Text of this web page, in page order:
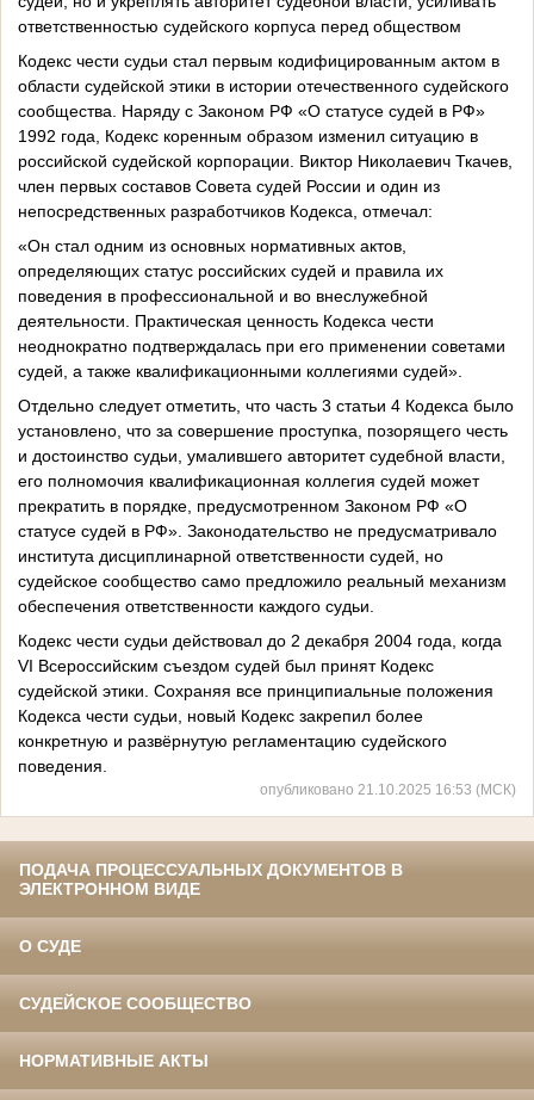
ответственностью судейского корпуса перед обществом
Кодекс чести судьи стал первым кодифицированным актом в
области судейской этики в истории отечественного судейского
сообщества. Наряду с Законом РФ «О статусе судей в РФ»
1992 года, Кодекс коренным образом изменил ситуацию в
российской судейской корпорации. Виктор Николаевич Ткачев,
член первых составов Совета судей России и один из
непосредственных разработчиков Кодекса, отмечал:
«Он стал одним из основных нормативных актов,
определяющих статус российских судей и правила их
поведения в профессиональной и во внеслужебной
деятельности. Практическая ценность Кодекса чести
неоднократно подтверждалась при его применении советами
судей, а также квалификационными коллегиями судей».
Отдельно следует отметить, что часть 3 статьи 4 Кодекса было
установлено, что за совершение проступка, позорящего честь
и достоинство судьи, умалившего авторитет судебной власти,
его полномочия квалификационная коллегия судей может
прекратить в порядке, предусмотренном Законом РФ «О
статусе судей в РФ». Законодательство не предусматривало
института дисциплинарной ответственности судей, но
судейское сообщество само предложило реальный механизм
обеспечения ответственности каждого судьи.
Кодекс чести судьи действовал до 2 декабря 2004 года, когда
VI Всероссийским съездом судей был принят Кодекс
судейской этики. Сохраняя все принципиальные положения
Кодекса чести судьи, новый Кодекс закрепил более
конкретную и развёрнутую регламентацию судейского
поведения.
опубликовано 21.10.2025 16:53 (МСК)
ПОДАЧА ПРОЦЕССУАЛЬНЫХ ДОКУМЕНТОВ В
ЭЛЕКТРОННОМ ВИДЕ
О СУДЕ
СУДЕЙСКОЕ СООБЩЕСТВО
НОРМАТИВНЫЕ АКТЫ